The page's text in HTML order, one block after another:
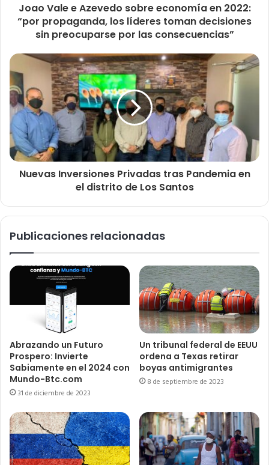
Joao Vale e Azevedo sobre economía en 2022:
“por propaganda, los líderes toman decisiones
sin preocuparse por las consecuencias”
Nuevas Inversiones Privadas tras Pandemia en
el distrito de Los Santos
Publicaciones relacionadas
Abrazando un Futuro
Prospero: Invierte
Sabiamente en el 2024 con
Mundo-Btc.com
31 de diciembre de 2023
Un tribunal federal de EEUU
ordena a Texas retirar
boyas antimigrantes
8 de septiembre de 2023